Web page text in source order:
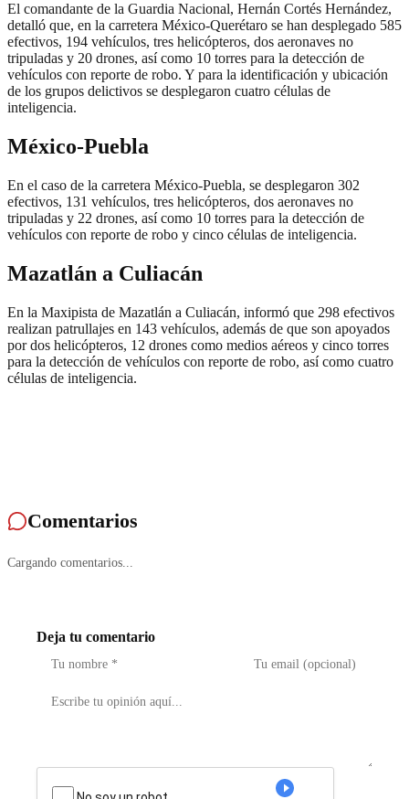
El comandante de la Guardia Nacional, Hernán Cortés Hernández,
detalló que, en la carretera México-Querétaro se han desplegado 585
efectivos, 194 vehículos, tres helicópteros, dos aeronaves no
tripuladas y 20 drones, así como 10 torres para la detección de
vehículos con reporte de robo. Y para la identificación y ubicación
de los grupos delictivos se desplegaron cuatro células de
inteligencia.
México-Puebla
En el caso de la carretera México-Puebla, se desplegaron 302
efectivos, 131 vehículos, tres helicópteros, dos aeronaves no
tripuladas y 22 drones, así como 10 torres para la detección de
vehículos con reporte de robo y cinco células de inteligencia.
Mazatlán a Culiacán
En la Maxipista de Mazatlán a Culiacán, informó que 298 efectivos
realizan patrullajes en 143 vehículos, además de que son apoyados
por dos helicópteros, 12 drones como medios aéreos y cinco torres
para la detección de vehículos con reporte de robo, así como cuatro
células de inteligencia.
Comentarios
Cargando comentarios...
Deja tu comentario